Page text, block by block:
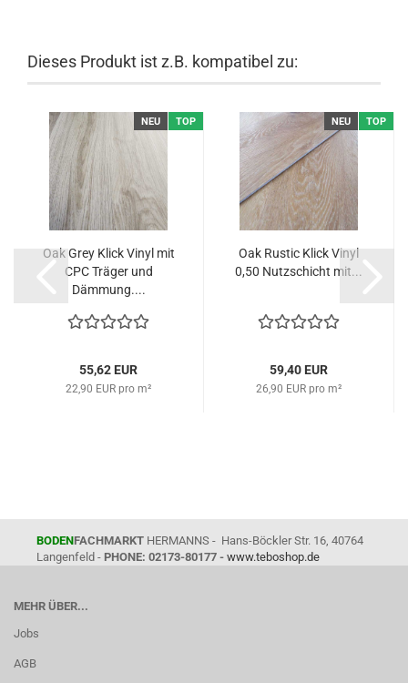
Dieses Produkt ist z.B. kompatibel zu:
NEU TOP
Oak Grey Klick Vinyl mit
CPC Träger und
Dämmung....
55,62 EUR
22,90 EUR pro m²
NEU TOP
Oak Rustic Klick Vinyl
0,50 Nutzschicht mit...
59,40 EUR
26,90 EUR pro m²
BODENFACHMARKT HERMANNS - Hans-Böckler Str. 16, 40764
Langenfeld - PHONE: 02173-80177 - www.teboshop.de
MEHR ÜBER...
Jobs
AGB